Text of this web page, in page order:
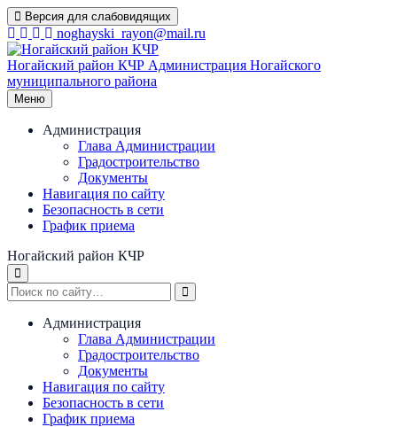
Перейти
к
содержимому
Версия для слабовидящих
noghayski_rayon@mail.ru
Ногайский район КЧР Администрация Ногайского
муниципального района
Меню
Администрация
Глава Администрации
Градостроительство
Документы
Навигация по сайту
Безопасность в сети
График приема
Ногайский район КЧР
Администрация
Глава Администрации
Градостроительство
Документы
Навигация по сайту
Безопасность в сети
График приема